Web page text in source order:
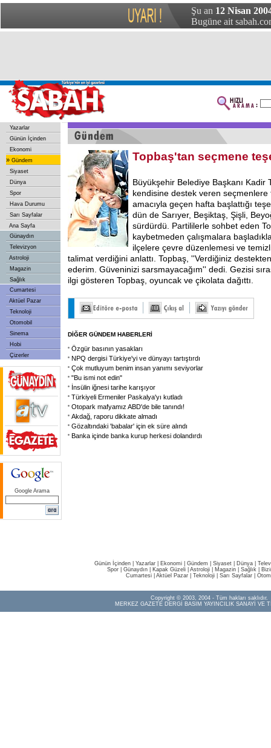
Şu an 12 Nisan
Bugüne ait
Yazarlar
Günün İçinden
Ekonomi
» Gündem
Siyaset
Dünya
Spor
Hava Durumu
Sarı Sayfalar
Ana Sayfa
Günaydın
Televizyon
Astroloji
Magazin
Sağlık
Cumartesi
Aktüel Pazar
Teknoloji
Otomobil
Sinema
Hobi
Çizerler
Google Arama
Topbaş'tan seçmene
Büyükşehir Belediye Başkanı Kadir
kendisine destek veren
amacıyla geçen hafta başlattığı
dün de Sarıyer, Beşiktaş, Şişli,
sürdürdü. Partililerle sohbet eden
kaybetmeden çalışmalara
ilçelere çevre düzenlemesi ve
talimat verdiğini anlattı. Topbaş, ''Verdiğiniz
ederim. Güveninizi sarsmayacağım'' dedi. Gezisi
ilgi gösteren Topbaş, oyuncak ve çikolata dağıttı.
DİĞER GÜNDEM HABERLERİ
Özgür basının yasakları
NPQ dergisi Türkiye'yi ve dünyayı tartıştırdı
Çok mutluyum benim insan yanımı seviyorlar
"Bu ismi not edin"
İnsülin iğnesi tarihe karışıyor
Türkiyeli Ermeniler Paskalya'yı kutladı
Otopark mafyamız ABD'de bile tanındı!
Akdağ, raporu dikkate almadı
Gözaltındaki 'babalar' için ek süre alındı
Banka içinde banka kurup herkesi dolandırdı
Günün İçinden Yazarlar Ekonomi Gündem Siyaset Dünya |
Spor
Günaydın Kapak Güzeli Astroloji Magazin Sağlık
Cumartesi
Aktüel Pazar Teknoloji Sarı Sayfalar
Copyright © 2003, 2004 - Tüm hakları saklıdır.
MERKEZ GAZETE DERGİ BASIM YAYINCILIK SANAYİ VE